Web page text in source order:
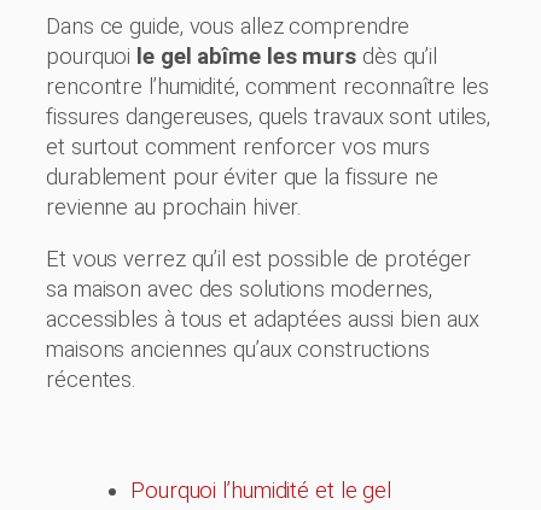
Dans ce guide, vous allez comprendre
pourquoi le gel abîme les murs dès qu’il
rencontre l’humidité, comment reconnaître les
fissures dangereuses, quels travaux sont utiles,
et surtout comment renforcer vos murs
durablement pour éviter que la fissure ne
revienne au prochain hiver.
Et vous verrez qu’il est possible de protéger
sa maison avec des solutions modernes,
accessibles à tous et adaptées aussi bien aux
maisons anciennes qu’aux constructions
récentes.
Pourquoi l’humidité et le gel